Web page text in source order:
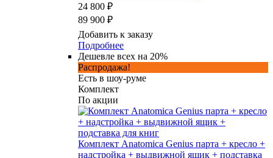
24 800 ₽
89 900 ₽
Добавить к заказу
Подробнее
Дешевле всех на 20%
Распродажа!
Есть в шоу-руме
Комплект
По акции
Комплект Anatomica Genius парта + кресло +
надстройка + выдвижной ящик + подставка